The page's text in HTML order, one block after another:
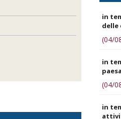
in
delle
(04/
in
(04/
in